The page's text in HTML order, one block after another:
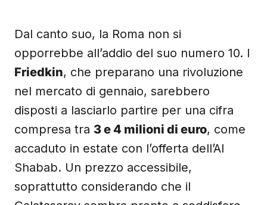
Dal canto suo, la Roma non si
opporrebbe all’addio del suo numero 10. I
Friedkin, che preparano una rivoluzione
nel mercato di gennaio, sarebbero
disposti a lasciarlo partire per una cifra
compresa tra 3 e 4 milioni di euro, come
accaduto in estate con l’offerta dell’Al
Shabab. Un prezzo accessibile,
soprattutto considerando che il